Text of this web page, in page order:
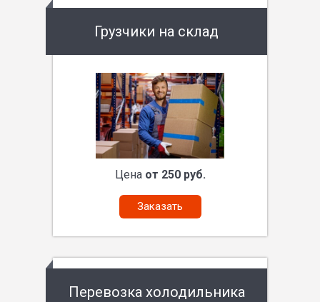
Грузчики на склад
Цена от 250 руб.
Заказать
Перевозка холодильника